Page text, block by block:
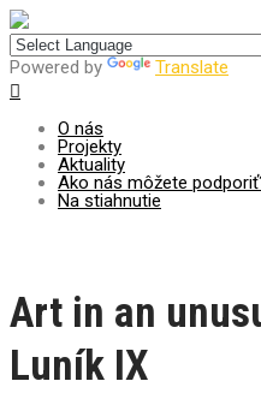
Powered by Translate
O nás
Projekty
Aktuality
Ako nás môžete
Na stiahnutie
Art in an
Luník IX